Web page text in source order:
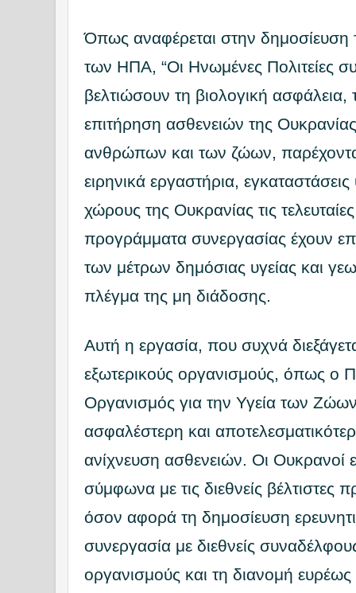
Όπως αναφέρεται στην δημοσίευση
των ΗΠΑ, “Οι Ηνωμένες Πολιτείες
βελτιώσουν τη βιολογική ασφάλεια,
επιτήρηση ασθενειών της
ανθρώπων και των ζώων,
ειρηνικά εργαστήρια,
χώρους της Ουκρανίας τις
προγράμματα συνεργασίας έχουν
των μέτρων δημόσιας υγείας και
πλέγμα της μη διάδοσης.
Αυτή η εργασία, που συχνά
εξωτερικούς οργανισμούς, όπως ο
Οργανισμός για την Υγεία των
ασφαλέστερη και
ανίχνευση ασθενειών. Οι Ουκρανοί
σύμφωνα με τις διεθνείς βέλτιστες
όσον αφορά τη δημοσίευση
συνεργασία με διεθνείς
οργανισμούς και τη διανομή